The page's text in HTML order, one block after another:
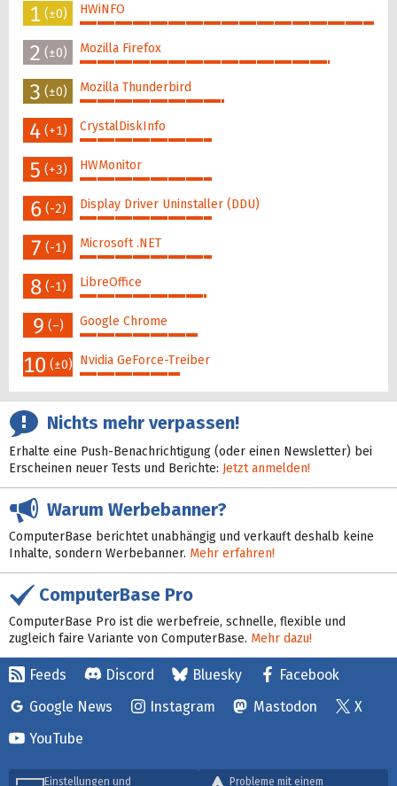
1 (±0) HWiNFO
100%
2 (±0) Mozilla Firefox
85%
3 (±0) Mozilla Thunderbird
49%
4 (+1) CrystalDiskInfo
45%
5 (+3) HWMonitor
45%
6 (-2) Display Driver Uninstaller (DDU)
45%
7 (-1) Microsoft .NET
45%
8 (-1) LibreOffice
43%
9 (–) Google Chrome
40%
10 (±0) Nvidia GeForce-Treiber
34%
Nichts mehr verpassen!
Erhalte eine Push-Benachrichtigung (oder einen Newsletter) bei
Erscheinen neuer Tests und Berichte: Jetzt anmelden!
Warum Werbebanner?
ComputerBase berichtet unabhängig und verkauft deshalb keine
Inhalte, sondern Werbebanner. Mehr erfahren!
ComputerBase Pro
ComputerBase Pro ist die werbefreie, schnelle, flexible und
zugleich faire Variante von ComputerBase. Mehr dazu!
Feeds Discord Bluesky
Facebook
Google News
Instagram Mastodon
X
YouTube
Einstellungen und Probleme mit einem